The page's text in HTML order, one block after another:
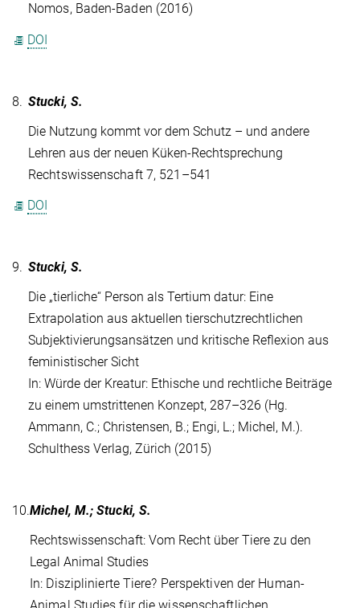
Nomos, Baden-Baden (2016)
DOI
8. Stucki, S.
Die Nutzung kommt vor dem Schutz – und andere
Lehren aus der neuen Küken-Rechtsprechung
Rechtswissenschaft 7, 521–541
DOI
9. Stucki, S.
Die „tierliche“ Person als Tertium datur: Eine
Extrapolation aus aktuellen tierschutzrechtlichen
Subjektivierungsansätzen und kritische Reflexion aus
feministischer Sicht
In: Würde der Kreatur: Ethische und rechtliche Beiträge
zu einem umstrittenen Konzept, 287–326 (Hg.
Ammann, C.; Christensen, B.; Engi, L.; Michel, M.).
Schulthess Verlag, Zürich (2015)
10.Michel, M.; Stucki, S.
Rechtswissenschaft: Vom Recht über Tiere zu den
Legal Animal Studies
In: Disziplinierte Tiere? Perspektiven der Human-